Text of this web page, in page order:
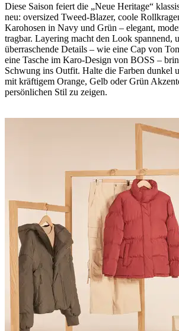
Diese Saison feiert die „Neue Heritage“
neu: oversized Tweed-Blazer, coole
Karohosen in Navy und Grün – elegant,
tragbar. Layering macht den Look spannend,
überraschende Details – wie eine Cap von
eine Tasche im Karo-Design von BOSS –
Schwung ins Outfit. Halte die Farben dunkel
mit kräftigem Orange, Gelb oder Grün
persönlichen Stil zu zeigen.